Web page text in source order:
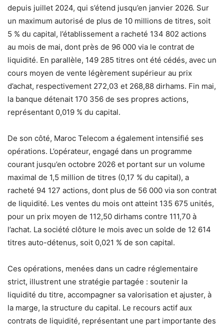
depuis juillet 2024, qui s’étend jusqu’en janvier 2026. Sur
un maximum autorisé de plus de 10 millions de titres, soit
5 % du capital, l’établissement a racheté 134 802 actions
au mois de mai, dont près de 96 000 via le contrat de
liquidité. En parallèle, 149 285 titres ont été cédés, avec un
cours moyen de vente légèrement supérieur au prix
d’achat, respectivement 272,03 et 268,88 dirhams. Fin mai,
la banque détenait 170 356 de ses propres actions,
représentant 0,019 % du capital.
De son côté, Maroc Telecom a également intensifié ses
opérations. L’opérateur, engagé dans un programme
courant jusqu’en octobre 2026 et portant sur un volume
maximal de 1,5 million de titres (0,17 % du capital), a
racheté 94 127 actions, dont plus de 56 000 via son contrat
de liquidité. Les ventes du mois ont atteint 135 675 unités,
pour un prix moyen de 112,50 dirhams contre 111,70 à
l’achat. La société clôture le mois avec un solde de 12 614
titres auto-détenus, soit 0,021 % de son capital.
Ces opérations, menées dans un cadre réglementaire
strict, illustrent une stratégie partagée : soutenir la
liquidité du titre, accompagner sa valorisation et ajuster, à
la marge, la structure du capital. Le recours actif aux
contrats de liquidité, représentant une part importante des